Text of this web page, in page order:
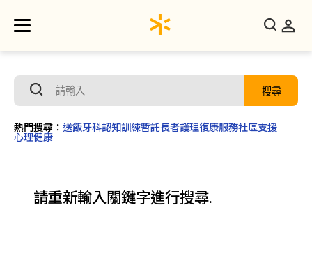
搜尋
熱門搜尋： 送飯牙科認知訓練暫託長者護理復康服務社區支援
心理健康
請重新輸入關鍵字進行搜尋.